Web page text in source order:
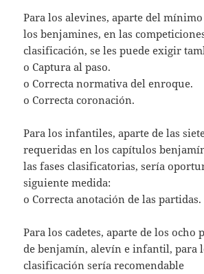
Para los alevines, aparte del
los benjamines, en las
clasificación, se les puede exigir
o Captura al paso.
o Correcta normativa del enroque.
o Correcta coronación.
Para los infantiles, aparte de las
requeridas en los capítulos
las fases clasificatorias, sería
siguiente medida:
o Correcta anotación de las partidas.
Para los cadetes, aparte de los ocho
de benjamín, alevín e infantil, para
clasificación sería recomendable